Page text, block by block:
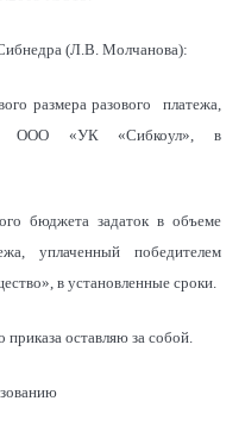
(Л.В. Молчанова):
размера разового платежа,
ООО «УК «Сибкоул», в
бюджета задаток в объеме
уплаченный победителем
в установленные сроки.
оставляю за собой.